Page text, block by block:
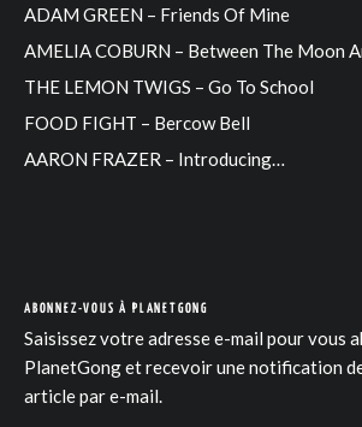
ADAM GREEN – Friends Of Mine
AMELIA COBURN – Between The Moon
THE LEMON TWIGS – Go To School
FOOD FIGHT – Bercow Bell
AARON FRAZER – Introducing…
ABONNEZ-VOUS À PLANETGONG
Saisissez votre adresse e-mail pour vous
PlanetGong et recevoir une notification
article par e-mail.